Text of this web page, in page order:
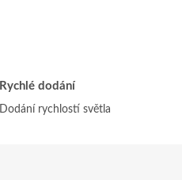
Rychlé dodání
Dodání rychlostí světla